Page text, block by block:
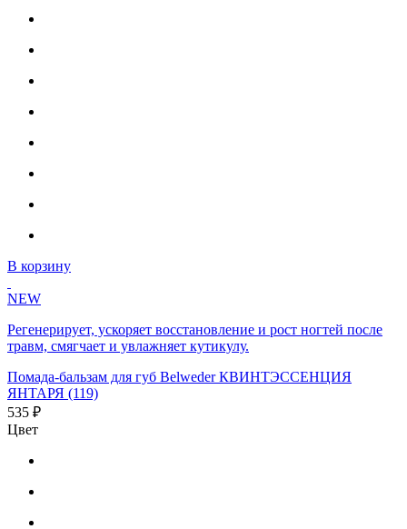
В корзину
NEW
Регенерирует, ускоряет восстановление и рост ногтей после
травм, смягчает и увлажняет кутикулу.
Помада-бальзам для губ Belweder КВИНТЭССЕНЦИЯ
ЯНТАРЯ (119)
535 ₽
Цвет